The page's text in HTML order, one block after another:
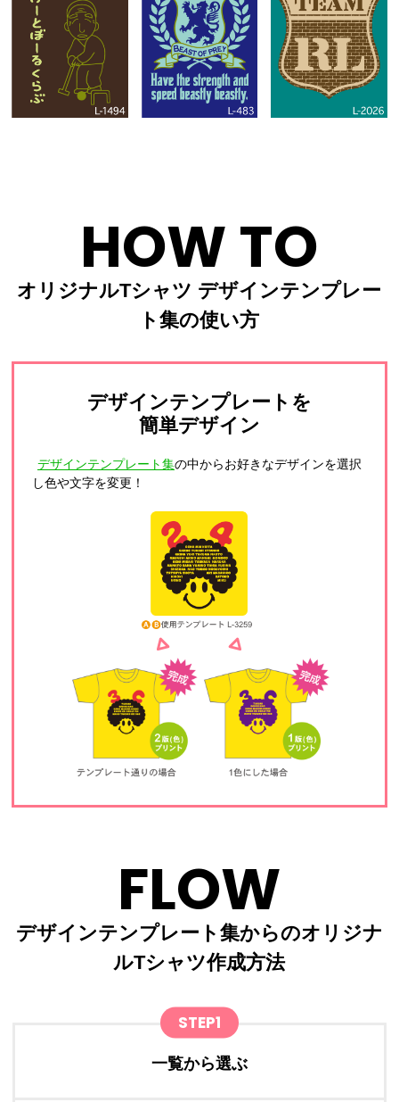
HOW TO
オリジナルTシャツ デザインテンプレー
ト集の使い方
デザインテンプレートを
簡単デザイン
デザインテンプレート集の中からお好きなデザインを選択
し色や文字を変更！
FLOW
デザインテンプレート集からのオリジナ
ルTシャツ作成方法
STEP1
一覧から選ぶ